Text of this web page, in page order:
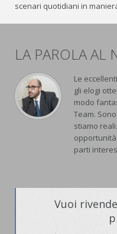
scenari quotidiani in
LA PAROLA AL
Le
gli elogi
modo
Team.
stiamo
parti
Vuoi